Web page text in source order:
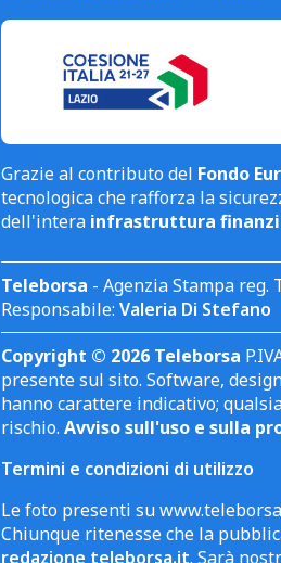
Grazie al contributo del Fondo
tecnologica che rafforza la
dell'intera infrastruttura
Teleborsa - Agenzia Stampa
Responsabile: Valeria Di Stefano
Copyright © 2026 Teleborsa
presente sul sito. Software,
hanno carattere indicativo;
rischio. Avviso sull'uso e sulla
Termini e condizioni di utilizzo
Le foto presenti su
Chiunque ritenesse che la
redazione teleborsa.it. Sarà